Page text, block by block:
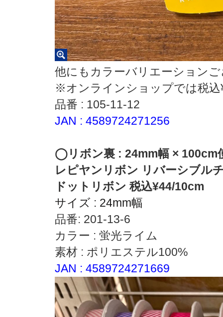
他にもカラーバリエーション
※オンラインショップでは税込
品番 : 105-11-12
JAN : 4589724271256
◯リボン裏 : 24mm幅 × 100cm
レピヤンリボン リバーシブル
ドットリボン 税込¥44/10cm
サイズ : 24mm幅
品番: 201-13-6
カラー : 蛍光ライム
素材 : ポリエステル100%
JAN : 4589724271669